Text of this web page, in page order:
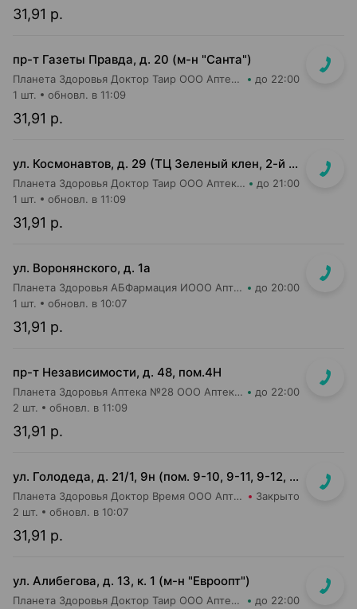
31,91 р.
пр-т Газеты Правда, д. 20 (м-н "Санта")
Планета Здоровья Доктор Таир ООО Аптека №11 до 22:00
31,91 р.
1 шт. обновл. в 11:09
ул. Космонавтов, д. 29 (ТЦ Зеленый клен, 2-й этаж)
Планета Здоровья Доктор Таир ООО Аптека №6 до 21:00
31,91 р.
1 шт. обновл. в 11:09
ул. Воронянского, д. 1а
Планета Здоровья АБФармация ИООО Аптека №15 до 20:00
31,91 р.
1 шт. обновл. в 10:07
пр-т Независимости, д. 48, пом.4Н
Планета Здоровья Аптека №28 ООО Аптека №1 до 22:00
31,91 р.
2 шт. обновл. в 11:09
ул. Голодеда, д. 21/1, 9н (пом. 9-10, 9-11, 9-12, 9-13, 9-14, 9-15, 9-16)
Планета Здоровья Доктор Время ООО Аптека №8 Закрыто
31,91 р.
2 шт. обновл. в 10:07
ул. Алибегова, д. 13, к. 1 (м-н "Евроопт")
Планета Здоровья Доктор Таир ООО Аптека №1 до 22:00